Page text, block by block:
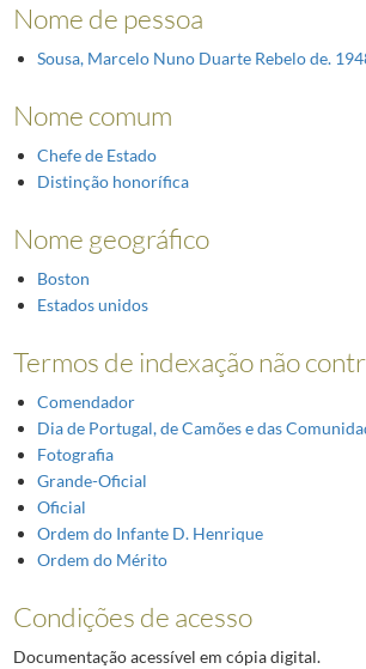
Nome de pessoa
Sousa, Marcelo Nuno Duarte Rebelo de.
Nome comum
Chefe de Estado
Distinção honorífica
Nome geográfico
Boston
Estados unidos
Termos de indexação não
Comendador
Dia de Portugal, de Camões e das
Fotografia
Grande-Oficial
Oficial
Ordem do Infante D. Henrique
Ordem do Mérito
Condições de acesso
Documentação acessível em cópia digital.